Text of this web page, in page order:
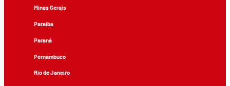
Minas Gerais
Paraíba
Paraná
Pernambuco
Rio de Janeiro